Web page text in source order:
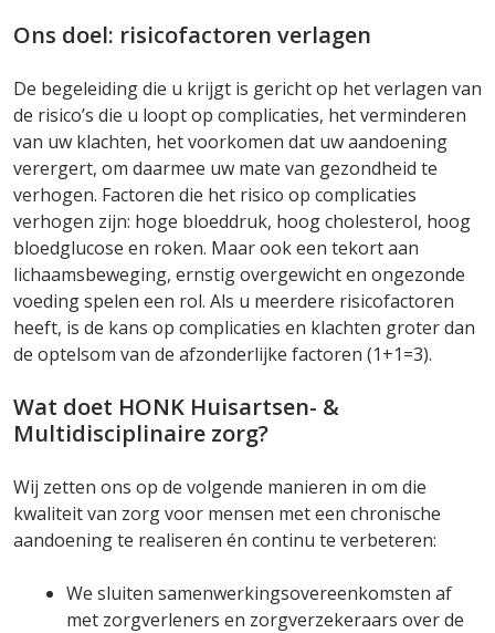
Ons doel: risicofactoren verlagen
De begeleiding die u krijgt is gericht op het verlagen van
de risico’s die u loopt op complicaties, het verminderen
van uw klachten, het voorkomen dat uw aandoening
verergert, om daarmee uw mate van gezondheid te
verhogen. Factoren die het risico op complicaties
verhogen zijn: hoge bloeddruk, hoog cholesterol, hoog
bloedglucose en roken. Maar ook een tekort aan
lichaamsbeweging, ernstig overgewicht en ongezonde
voeding spelen een rol. Als u meerdere risicofactoren
heeft, is de kans op complicaties en klachten groter dan
de optelsom van de afzonderlijke factoren (1+1=3).
Wat doet HONK Huisartsen- &
Multidisciplinaire zorg?
Wij zetten ons op de volgende manieren in om die
kwaliteit van zorg voor mensen met een chronische
aandoening te realiseren én continu te verbeteren:
We sluiten samenwerkingsovereenkomsten af
met zorgverleners en zorgverzekeraars over de